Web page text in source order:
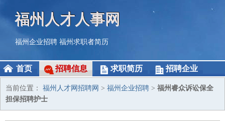
福州人才人事网
福州企业招聘 福州求职者简历
首页 招聘信息 求职简历 招聘企业
当前位置： 福州人才网招聘网 > 福州企业招聘 > 福州睿众诉讼保全
担保招聘护士